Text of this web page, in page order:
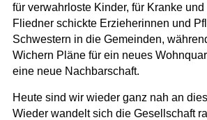
für verwahrloste Kinder, für Kranke und
Fliedner schickte Erzieherinnen und
Schwestern in die Gemeinden,
Wichern Pläne für ein neues
eine neue Nachbarschaft.
Heute sind wir wieder ganz nah an
Wieder wandelt sich die Gesellschaft